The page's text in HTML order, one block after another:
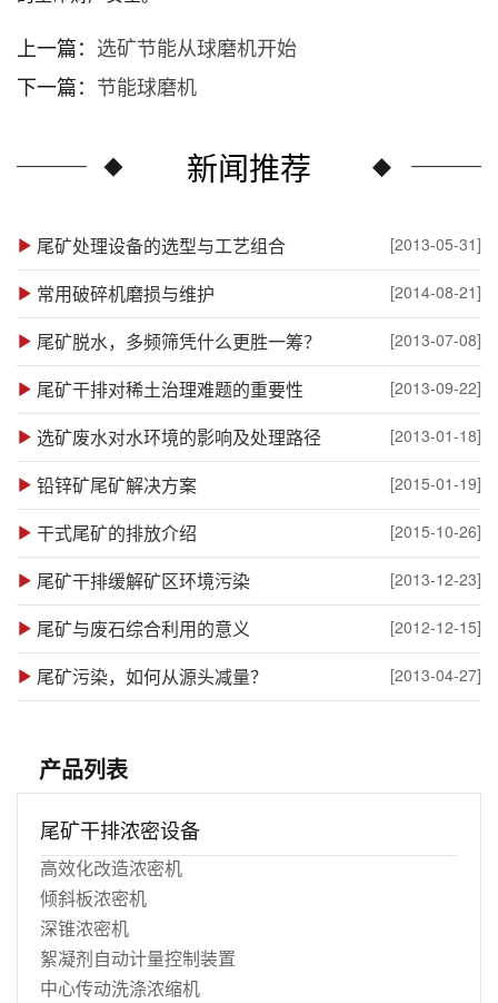
上一篇： 选矿节能从球磨机开始
下一篇： 节能球磨机
新闻推荐
尾矿处理设备的选型与工艺组合 [2013-05-31]
常用破碎机磨损与维护 [2014-08-21]
尾矿脱水，多频筛凭什么更胜一筹？ [2013-07-08]
尾矿干排对稀土治理难题的重要性 [2013-09-22]
选矿废水对水环境的影响及处理路径 [2013-01-18]
铅锌矿尾矿解决方案 [2015-01-19]
干式尾矿的排放介绍 [2015-10-26]
尾矿干排缓解矿区环境污染 [2013-12-23]
尾矿与废石综合利用的意义 [2012-12-15]
尾矿污染，如何从源头减量？ [2013-04-27]
产品列表
尾矿干排浓密设备
高效化改造浓密机
倾斜板浓密机
深锥浓密机
絮凝剂自动计量控制装置
中心传动洗涤浓缩机